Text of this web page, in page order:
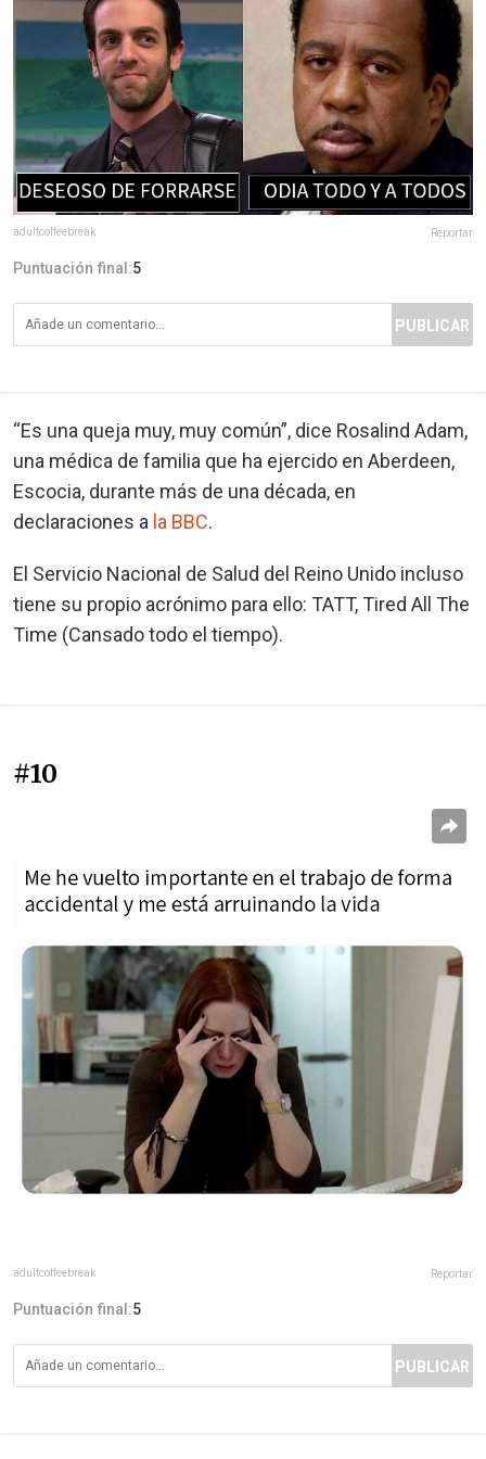
adultcoffeebreak Reportar
Puntuación final:5
PUBLICAR
“Es una queja muy, muy común”, dice Rosalind Adam,
una médica de familia que ha ejercido en Aberdeen,
Escocia, durante más de una década, en
declaraciones a la BBC.
El Servicio Nacional de Salud del Reino Unido incluso
tiene su propio acrónimo para ello: TATT, Tired All The
Time (Cansado todo el tiempo).
#10
adultcoffeebreak Reportar
Puntuación final:5
PUBLICAR